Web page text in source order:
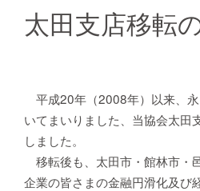
太田支店移転
平成20年（2008年）以来、
いてまいりました、当協会太田
しました。
移転後も、太田市・館林市・
企業の皆さまの金融円滑化及び